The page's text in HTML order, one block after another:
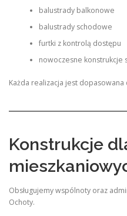
balustrady balkonowe
balustrady schodowe
furtki z kontrolą dostępu
nowoczesne konstrukcje
Każda realizacja jest
Konstrukcje
Obsługujemy wspólnoty oraz
Ochoty.